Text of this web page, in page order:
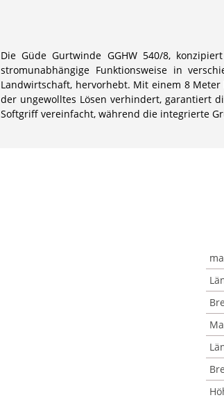
Die Güde Gurtwinde GGHW 540/8,
stromunabhängige Funktionsweise in
Landwirtschaft, hervorhebt. Mit einem 8
der ungewolltes Lösen verhindert, garantiert
Softgriff vereinfacht, während die integrierte